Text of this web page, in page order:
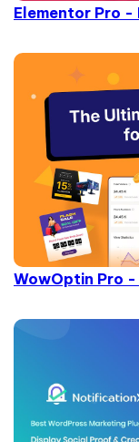
Elementor Pro -
WowOptin Pro -